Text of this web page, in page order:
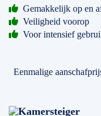
Gemakkelijk op en
Veiligheid voorop
Voor intensief
Eenmalige